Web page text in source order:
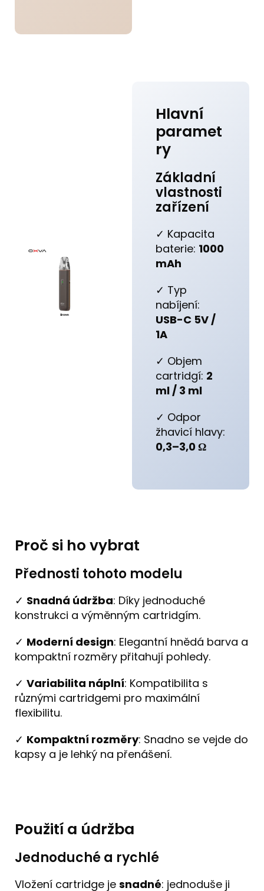
Hlavní
paramet
ry
Základní
vlastnosti
zařízení
✓ Kapacita
baterie: 1000
mAh
✓ Typ
nabíjení:
USB-C 5V /
1A
✓ Objem
cartridgí: 2
ml / 3 ml
✓ Odpor
žhavicí hlavy:
0,3–3,0 Ω
Proč si ho vybrat
Přednosti tohoto modelu
✓ Snadná údržba: Díky jednoduché
konstrukci a výměnným cartridgím.
✓ Moderní design: Elegantní hnědá barva a
kompaktní rozměry přitahují pohledy.
✓ Variabilita náplní: Kompatibilita s
různými cartridgemi pro maximální
flexibilitu.
✓ Kompaktní rozměry: Snadno se vejde do
kapsy a je lehký na přenášení.
Použití a údržba
Jednoduché a rychlé
Vložení cartridge je snadné: jednoduše ji